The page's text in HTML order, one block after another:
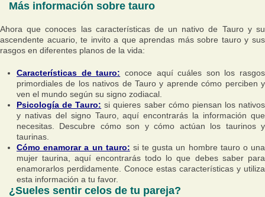
Más información sobre tauro
Ahora que conoces las características de un nativo de Tauro y su
ascendente acuario, te invito a que aprendas más sobre tauro y sus
rasgos en diferentes planos de la vida:
Características de tauro: conoce aquí cuáles son los rasgos
primordiales de los nativos de Tauro y aprende cómo perciben y
ven el mundo según su signo zodiacal.
Psicología de Tauro: si quieres saber cómo piensan los nativos
y nativas del signo Tauro, aquí encontrarás la información que
necesitas. Descubre cómo son y cómo actúan los taurinos y
taurinas.
Cómo enamorar a un tauro: si te gusta un hombre tauro o una
mujer taurina, aquí encontrarás todo lo que debes saber para
enamorarlos perdidamente. Conoce estas características y utiliza
esta información a tu favor.
¿Sueles sentir celos de tu pareja?